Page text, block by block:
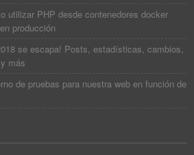
utilizar PHP desde contenedores docker
producción
se escapa! Posts, estadísticas, cambios,
más
de pruebas para nuestra web en función de